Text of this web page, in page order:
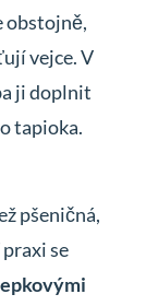
obstojně,
vejce. V
ji doplnit
tapioka.
pšeničná,
se